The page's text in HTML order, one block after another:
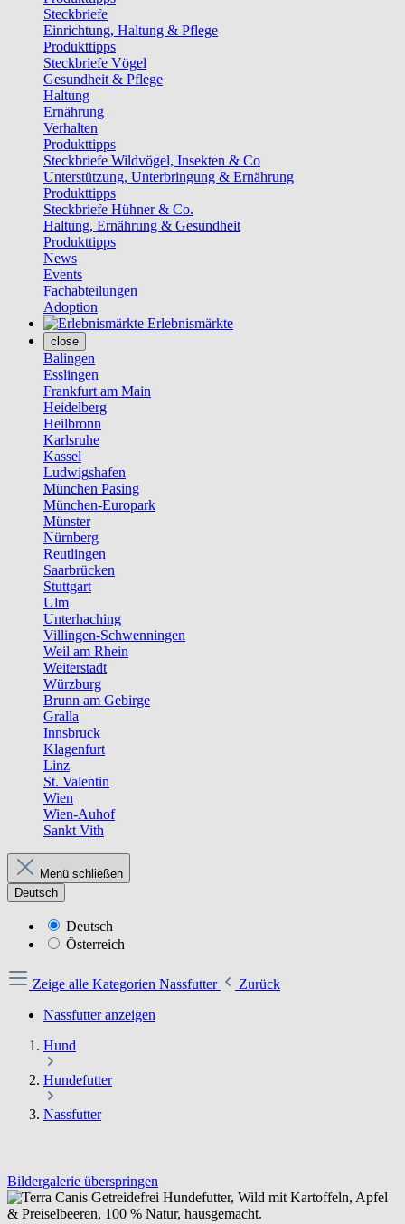
Steckbriefe
Einrichtung, Haltung & Pflege
Produkttipps
Steckbriefe Vögel
Gesundheit & Pflege
Haltung
Ernährung
Verhalten
Produkttipps
Steckbriefe Wildvögel, Insekten & Co
Unterstützung, Unterbringung & Ernährung
Produkttipps
Steckbriefe Hühner & Co.
Haltung, Ernährung & Gesundheit
Produkttipps
News
Events
Fachabteilungen
Adoption
Erlebnismärkte
close
Balingen
Esslingen
Frankfurt am Main
Heidelberg
Heilbronn
Karlsruhe
Kassel
Ludwigshafen
München Pasing
München-Europark
Münster
Nürnberg
Reutlingen
Saarbrücken
Stuttgart
Ulm
Unterhaching
Villingen-Schwenningen
Weil am Rhein
Weiterstadt
Würzburg
Brunn am Gebirge
Gralla
Innsbruck
Klagenfurt
Linz
St. Valentin
Wien
Wien-Auhof
Sankt Vith
Menü schließen
Deutsch
Deutsch
Österreich
Zeige alle Kategorien Nassfutter
Zurück
Nassfutter anzeigen
Hund
Hundefutter
Nassfutter
Bildergalerie überspringen